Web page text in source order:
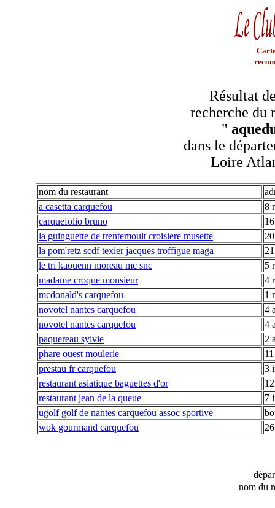
Résultat
recherche du
"
dans le
Loire
nom du restaurant
a casetta carquefou
8
carquefolio bruno
la guinguette de trentemoult croisiere musette
la pom'retz scdf texier jacques troffigue maga
le tri kaouenn moreau mc snc
5
madame croque monsieur
4
mcdonald's carquefou
1
novotel nantes carquefou
4
novotel nantes carquefou
4
paquereau sylvie
2
phare ouest moulerie
prestau fr carquefou
3
restaurant asiatique baguettes d'or
restaurant jean de la queue
7
ugolf golf de nantes carquefou assoc sportive
wok gourmand carquefou
nom du